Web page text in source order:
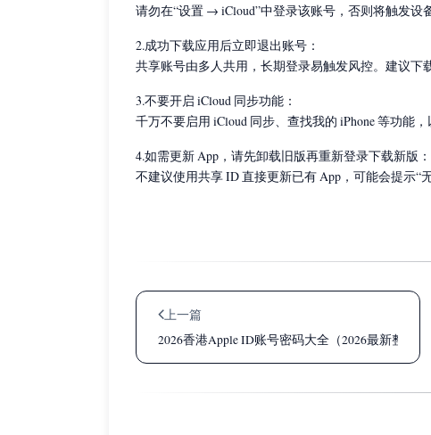
请勿在“设置 → iCloud”中登录该账号，否则将触发设
2.成功下载应用后立即退出账号：
共享账号由多人共用，长期登录易触发风控。建议下
3.不要开启 iCloud 同步功能：
千万不要启用 iCloud 同步、查找我的 iPhone 等功能
4.如需更新 App，请先卸载旧版再重新登录下载新版：
不建议使用共享 ID 直接更新已有 App，可能会提示“
上一篇
2026香港Apple ID账号密码大全（2026最新整理）